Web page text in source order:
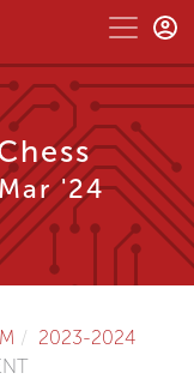
'24
2023-2024